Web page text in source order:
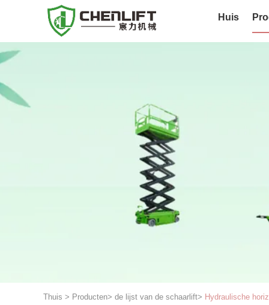
Huis
Thuis > Producten> de lijst van de schaarlift> Hydraulische